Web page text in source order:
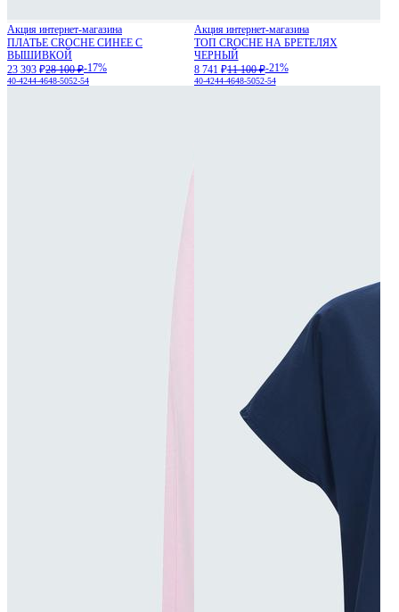
Акция интернет-магазина
ПЛАТЬЕ CROCHE СИНЕЕ С
ВЫШИВКОЙ
23 393 ₽28 100 ₽-17%
40-4244-4648-5052-54
Акция интернет-магазина
ТОП CROCHE НА БРЕТЕЛЯХ
ЧЕРНЫЙ
8 741 ₽11 100 ₽-21%
40-4244-4648-5052-54